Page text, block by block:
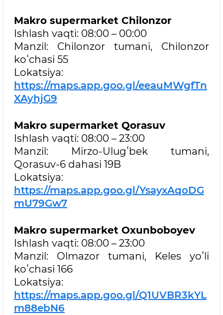
Makro supermarket Chilonzor
Ishlash vaqti: 08:00 – 00:00
Manzil: Chilonzor tumani, Chilonzor
koʻchasi 55
Lokatsiya:
https://maps.app.goo.gl/eeauMWgfTn
XAyhjG9
Makro supermarket Qorasuv
Ishlash vaqti: 08:00 – 23:00
Manzil: Mirzo-Ulugʻbek tumani,
Qorasuv-6 dahasi 19B
Lokatsiya:
https://maps.app.goo.gl/YsayxAqoDG
mU79Gw7
Makro supermarket Oxunboboyev
Ishlash vaqti: 08:00 – 23:00
Manzil: Olmazor tumani, Keles yoʻli
koʻchasi 166
Lokatsiya:
https://maps.app.goo.gl/Q1UVBR3kYL
m88ebN6